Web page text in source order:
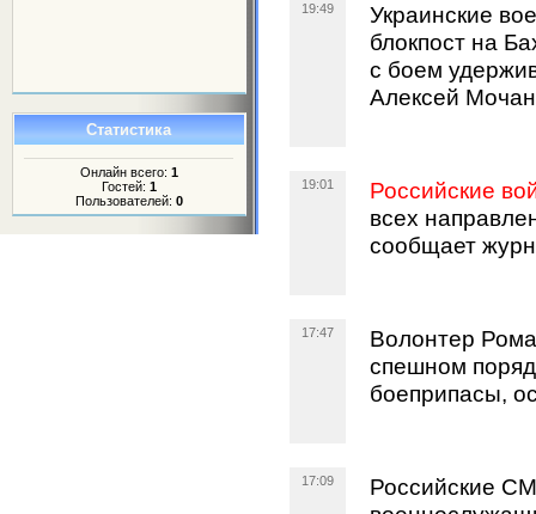
Статистика
Онлайн всего: 1
Гостей: 1
Пользователей: 0
19:49
Украинские
блокпост на
с боем
Алексей
19:01
Российские
всех
сообщает
17:47
Волонтер
спешном
боеприпасы,
17:09
Российские